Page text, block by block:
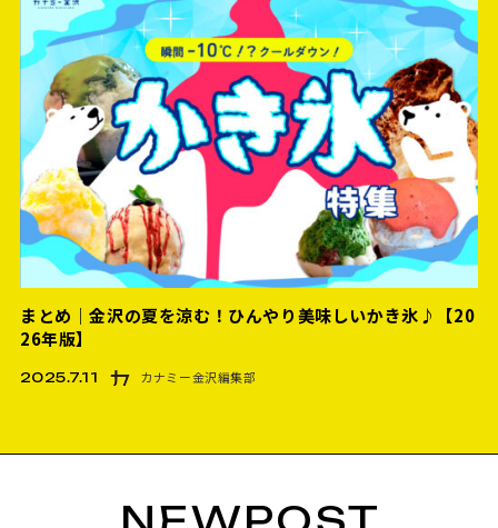
まとめ｜金沢の夏を涼む！ひんやり美味しいかき氷♪【20
26年版】
2025.7.11 カナミー金沢編集部